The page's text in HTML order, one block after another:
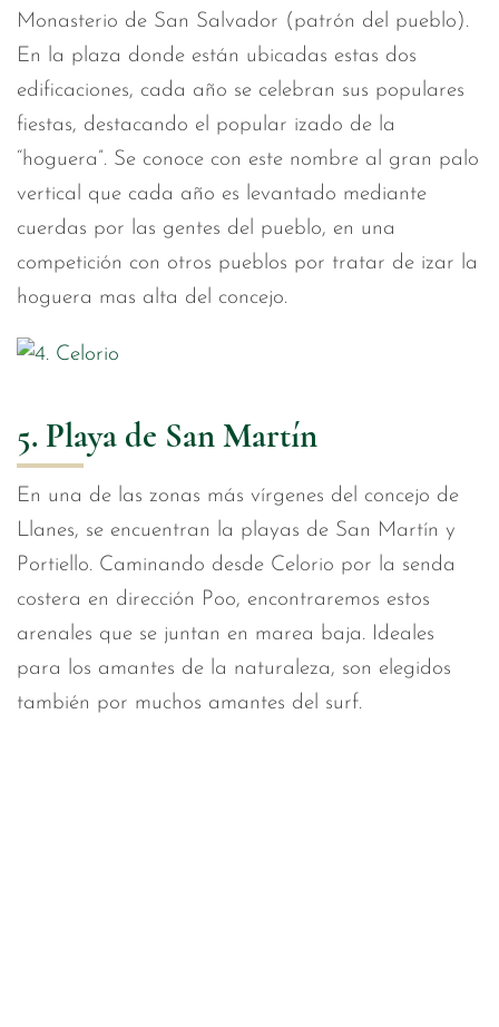
Monasterio de San Salvador (patrón del pueblo).
En la plaza donde están ubicadas estas dos
edificaciones, cada año se celebran sus populares
fiestas, destacando el popular izado de la
“hoguera”. Se conoce con este nombre al gran palo
vertical que cada año es levantado mediante
cuerdas por las gentes del pueblo, en una
competición con otros pueblos por tratar de izar la
hoguera mas alta del concejo.
5. Playa de San Martín
En una de las zonas más vírgenes del concejo de
Llanes, se encuentran la playas de San Martín y
Portiello. Caminando desde Celorio por la senda
costera en dirección Poo, encontraremos estos
arenales que se juntan en marea baja. Ideales
para los amantes de la naturaleza, son elegidos
también por muchos amantes del surf.